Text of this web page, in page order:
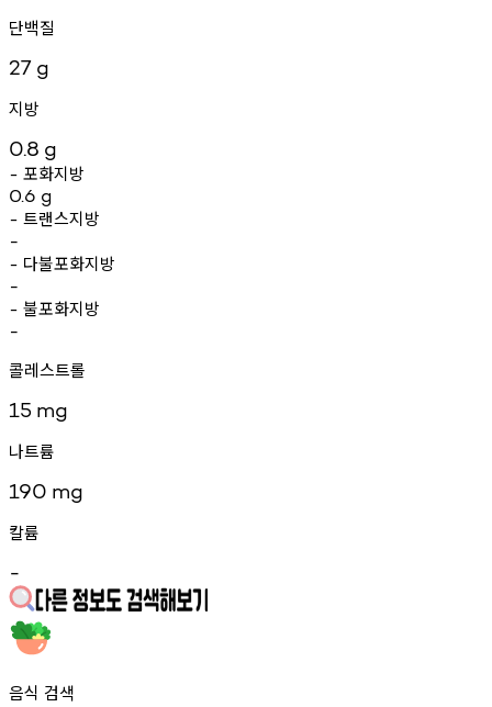
단백질
27 g
지방
0.8 g
- 포화지방
0.6 g
- 트랜스지방
-
- 다불포화지방
-
- 불포화지방
-
콜레스트롤
15 mg
나트륨
190 mg
칼륨
-
음식 검색